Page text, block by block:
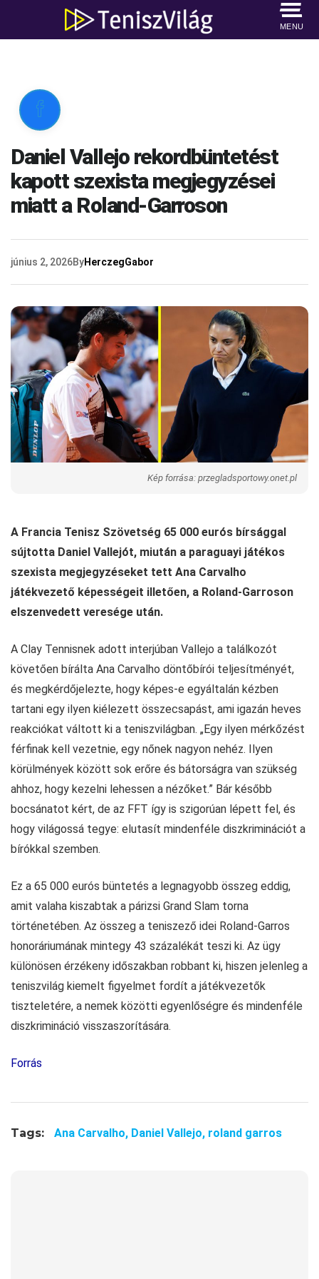
MENU

Daniel Vallejo rekordbüntetést
kapott szexista megjegyzései
miatt a Roland-Garroson
június 2, 2026ByHerczegGabor
Kép forrása: przegladsportowy.onet.pl
A Francia Tenisz Szövetség 65 000 eurós bírsággal
sújtotta Daniel Vallejót, miután a paraguayi játékos
szexista megjegyzéseket tett Ana Carvalho
játékvezető képességeit illetően, a Roland-Garroson
elszenvedett veresége után.
A Clay Tennisnek adott interjúban Vallejo a találkozót
követően bírálta Ana Carvalho döntőbírói teljesítményét,
és megkérdőjelezte, hogy képes-e egyáltalán kézben
tartani egy ilyen kiélezett összecsapást, ami igazán heves
reakciókat váltott ki a teniszvilágban. „Egy ilyen mérkőzést
férfinak kell vezetnie, egy nőnek nagyon nehéz. Ilyen
körülmények között sok erőre és bátorságra van szükség
ahhoz, hogy kezelni lehessen a nézőket.” Bár később
bocsánatot kért, de az FFT így is szigorúan lépett fel, és
hogy világossá tegye: elutasít mindenféle diszkriminációt a
bírókkal szemben.
Ez a 65 000 eurós büntetés a legnagyobb összeg eddig,
amit valaha kiszabtak a párizsi Grand Slam torna
történetében. Az összeg a teniszező idei Roland-Garros
honoráriumának mintegy 43 százalékát teszi ki. Az ügy
különösen érzékeny időszakban robbant ki, hiszen jelenleg a
teniszvilág kiemelt figyelmet fordít a játékvezetők
tiszteletére, a nemek közötti egyenlőségre és mindenféle
diszkrimináció visszaszorítására.
Forrás
Tags: Ana Carvalho, Daniel Vallejo, roland garros